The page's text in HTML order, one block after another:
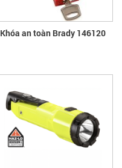
Khóa an toàn Brady 146120